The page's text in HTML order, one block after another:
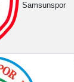
Samsunspor